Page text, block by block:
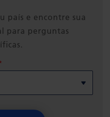
país e encontre sua
para perguntas